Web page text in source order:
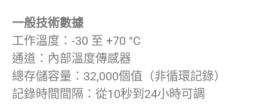
一般技術數據
工作溫度：-30 至 +70 °C
通道：內部溫度傳感器
總存儲容量：32,000個值（非循環記錄）
記錄時間間隔：從10秒到24小時可調